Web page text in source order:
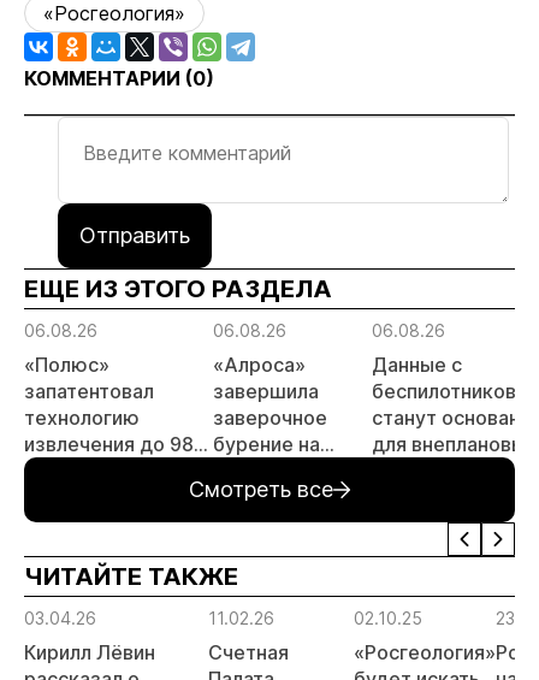
«Росгеология»
КОММЕНТАРИИ (0)
Отправить
ЕЩЕ ИЗ ЭТОГО РАЗДЕЛА
06.08.26
«Полюс»
запатентовал
технологию
извлечения до 98%
золота из
металлургического
шлака
06.08.26
«Алроса»
завершила
заверочное
бурение на
месторождении
Дегдекан
06.08.26
Данные с
беспилотников
станут
для внеплановых
Смотреть все
ЧИТАЙТЕ ТАКЖЕ
03.04.26
Кирилл Лёвин
11.02.26
Счетная
02.10.25
«Росгеология»